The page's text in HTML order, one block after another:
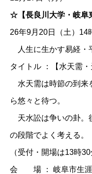
☆【長良川大学・岐阜
26年9月20日（土）14
人生に生かす易経・
タイトル ：【水天需・
水天需は時節の到来
ら悠々と待つ。
天水訟は争いの卦。
の段階でよく考える。
（受付・開場は13時30
会 場 ： 岐阜市生涯